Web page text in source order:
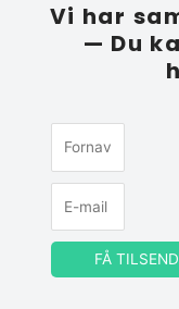
Vi har
— Du
FÅ